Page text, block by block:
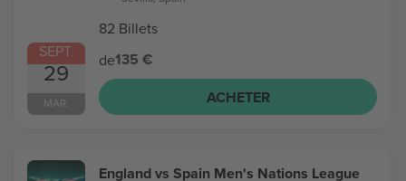
SEPT.
29
MAR.
82 Billets
de135 €
ACHETER
England vs Spain Men's Nations League